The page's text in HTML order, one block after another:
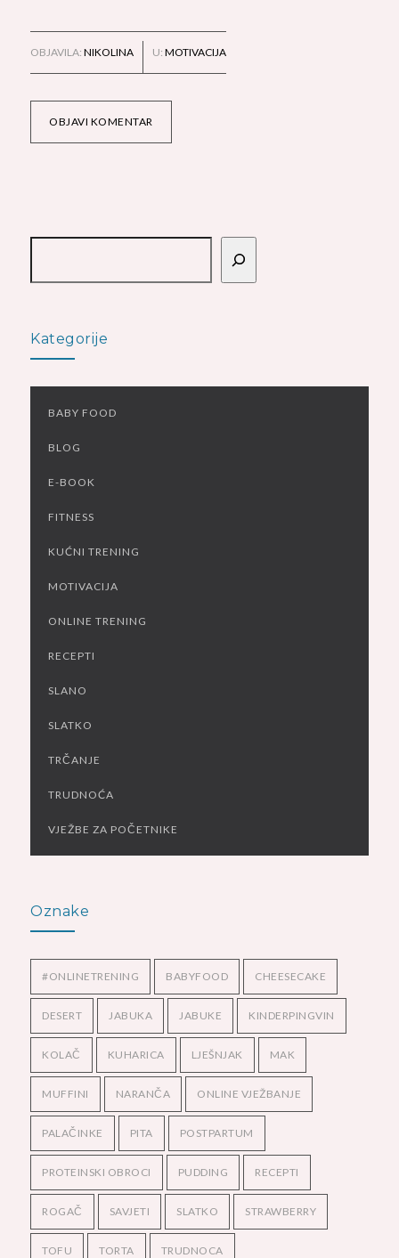
OBJAVI KOMENTAR
OBJAVILA: NIKOLINA U: MOTIVACIJA
Pretraga
Kategorije
BABY FOOD
BLOG
E-BOOK
FITNESS
KUĆNI TRENING
MOTIVACIJA
ONLINE TRENING
RECEPTI
SLANO
SLATKO
TRČANJE
TRUDNOĆA
VJEŽBE ZA POČETNIKE
Oznake
#ONLINETRENING BABYFOOD CHEESECAKE
DESERT JABUKA JABUKE KINDERPINGVIN
KOLAČ KUHARICA LJEŠNJAK MAK
MUFFINI NARANČA ONLINE VJEŽBANJE
PALAČINKE PITA POSTPARTUM
PROTEINSKI OBROCI PUDDING RECEPTI
ROGAČ SAVJETI SLATKO STRAWBERRY
TOFU TORTA TRUDNOCA